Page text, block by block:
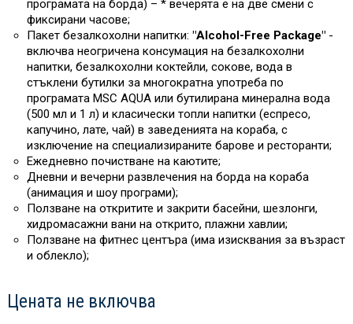
програмата на борда) – * вечерята е на две смени с
фиксирани часове;
Пакет безалкохолни напитки: "Alcohol-Free Package"-
включва неогричена консумация на безалкохолни
напитки, безалкохолни коктейли, сокове, вода в
стъклени бутилки за многократна употреба по
програмата MSC AQUA или бутилирана минерална вода
(500 мл и 1 л) и класически топли напитки (еспресо,
капучино, лате, чай) в заведенията на кораба, с
изключение на специализираните барове и ресторанти;
Ежедневно почистване на каютите;
Дневни и вечерни развлечения на борда на кораба
(анимация и шоу програми);
Ползване на откритите и закрити басейни, шезлонги,
хидромасажни вани на открито, плажни хавлии;
Ползване на фитнес центъра (има изисквания за възраст
и облекло);
Цената не включва